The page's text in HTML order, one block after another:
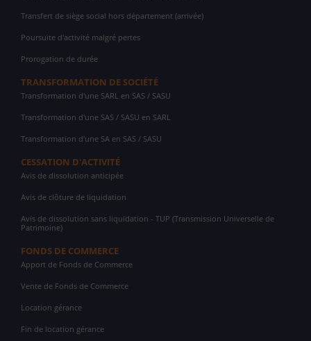
Transfert de siège social hors département (arrivée)
Poursuite d'activité malgré pertes
Prorogation de durée
TRANSFORMATION DE SOCIÉTÉ
Transformation d'une SARL en SAS / SASU
Transformation d'une SAS / SASU en SARL
Transformation d'une SA en SAS / SASU
CESSATION D'ACTIVITÉ
Avis de dissolution anticipée
Avis de clôture de liquidation
Avis de dissolution sans liquidation - TUP (Transmission Universelle de
Patrimoine)
FONDS DE COMMERCE
Apport de Fonds de Commerce
Vente de Fonds de Commerce
Location gérance
Fin de location gérance